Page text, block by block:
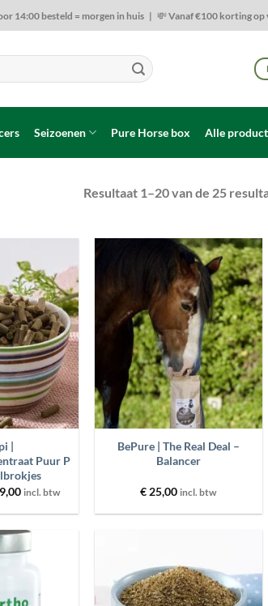
14:00 besteld = morgen in huis | 💸 Vanaf €100 korting op
Seizoenen Pure Horse box Alle
Resultaat 1–20 van de 25
Toevoegen
aan
wenslijst
|
Puur P
Prijsklasse:
tot
incl. btw
Toevoegen
aan
wenslijst
+
BePure | The Real Deal –
Balancer
€ 25,00 incl. btw
wenslijst
Toevoegen
aan
wenslijst